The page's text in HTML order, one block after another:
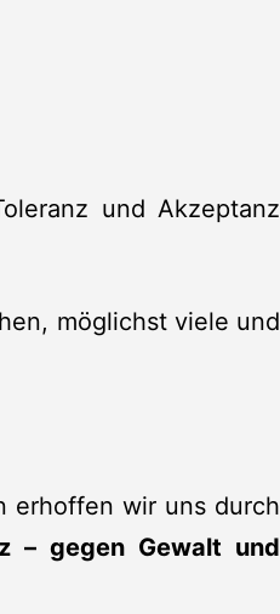
und Akzeptanz
möglichst viele und
erhoffen wir uns durch
– gegen Gewalt und